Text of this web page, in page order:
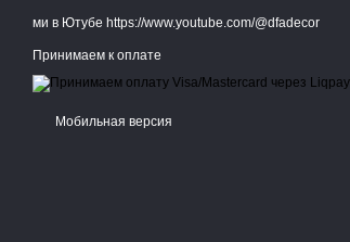
ми в Ютубе https://www.youtube.com/@dfadecor
Принимаем к оплате
Мобильная версия